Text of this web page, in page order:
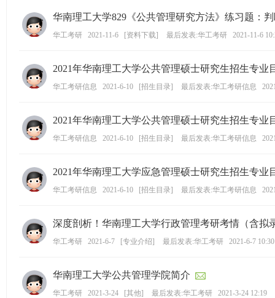
华南理工大学829《公共管理研究方法》练习题：
华工考研 2021-11-6 [资料下载] 最后发表:华工考研 2021-11-6
2021年华南理工大学公共管理硕士研究生招生专业
华工考研信息 2021-6-10 [招生目录] 最后发表:华工考研信息
2021年华南理工大学公共管理硕士研究生招生专业
华工考研信息 2021-6-10 [招生目录] 最后发表:华工考研信息
2021年华南理工大学应急管理硕士研究生招生专业
华工考研信息 2021-6-10 [招生目录] 最后发表:华工考研信息
深度剖析！华南理工大学行政管理考研考情（含拟
华工考研 2021-6-7 [专业介绍] 最后发表:华工考研 2021-6-7 10:30
华南理工大学公共管理学院简介
华工考研 2021-3-24 [其他] 最后发表:华工考研 2021-3-24 12:19